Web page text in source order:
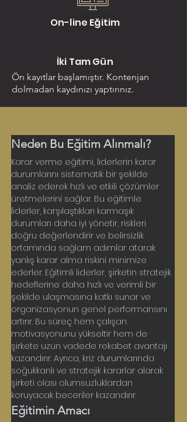
On-line Eğitim
İki Tam Gün
Ön kayıtlar başlamıştır. Kontenjan
dolmadan kaydınızı yaptırınız.
Neden Bu Eğitim Alınmalı?
Karar verme eğitimi, liderlerin karar
durumlarını sistematik bir şekilde
analiz ederek hızlı ve etkili çözümler
üretmelerini sağlar. Bu eğitimle
liderler, karşılaştıkları karmaşık
durumları daha iyi yönetir, riskleri
doğru değerlendirir ve belirsizlik
ortamında sağlam adımlar atarak
yanlış karar alma riskini minimize
ederler. Eğitimli liderler, şirketin stratejik
hedeflerine daha hızlı ve verimli bir
şekilde ulaşmasına katkı sunar ve
organizasyonun genel performansını
artırır. Bu süreç hem çalışan
motivasyonunu yükseltir hem de
şirkete uzun vadede rekabet avantajı
kazandırır. Ayrıca, kriz durumlarında
soğukkanlı ve stratejik kararlar alarak
şirketi olası olumsuzluklardan
koruyacak beceriler kazandırır.
Eğitimin Amacı